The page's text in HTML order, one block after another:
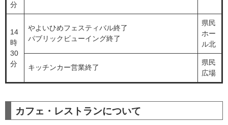
分
14
時
30
分
やよいひめフェスティバル終了
パブリックビューイング終了
県民
ホー
ル北
キッチンカー営業終了
県民
広場
カフェ・レストランについて